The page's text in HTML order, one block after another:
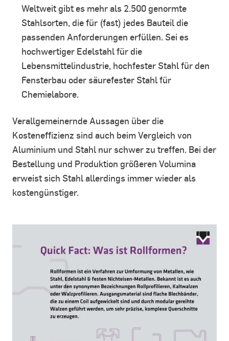
Weltweit gibt es mehr als 2.500 genormte
Stahlsorten, die für (fast) jedes Bauteil die
passenden Anforderungen erfüllen. Sei es
hochwertiger Edelstahl für die
Lebensmittelindustrie, hochfester Stahl für den
Fensterbau oder säurefester Stahl für
Chemielabore.
Verallgemeinernde Aussagen über die
Kosteneffizienz sind auch beim Vergleich von
Aluminium und Stahl nur schwer zu treffen. Bei der
Bestellung und Produktion größeren Volumina
erweist sich Stahl allerdings immer wieder als
kostengünstiger.